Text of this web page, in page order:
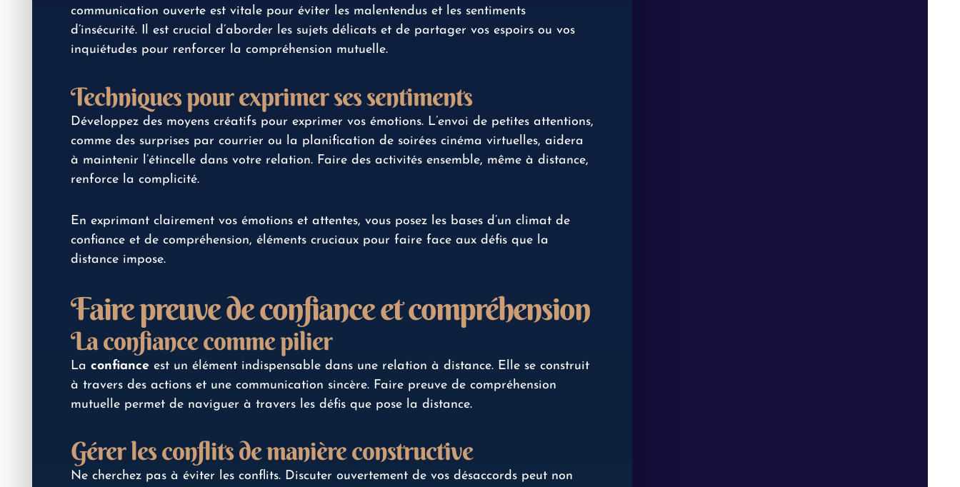
communication ouverte est vitale pour éviter les malentendus et les sentiments
d’insécurité. Il est crucial d’aborder les sujets délicats et de partager vos espoirs ou vos
inquiétudes pour renforcer la compréhension mutuelle.
Techniques pour exprimer ses sentiments
Développez des moyens créatifs pour exprimer vos émotions. L’envoi de petites attentions,
comme des surprises par courrier ou la planification de soirées cinéma virtuelles, aidera
à maintenir l’étincelle dans votre relation. Faire des activités ensemble, même à distance,
renforce la complicité.
En exprimant clairement vos émotions et attentes, vous posez les bases d’un climat de
confiance et de compréhension, éléments cruciaux pour faire face aux défis que la
distance impose.
Faire preuve de confiance et compréhension
La confiance comme pilier
La confiance est un élément indispensable dans une relation à distance. Elle se construit
à travers des actions et une communication sincère. Faire preuve de compréhension
mutuelle permet de naviguer à travers les défis que pose la distance.
Gérer les conflits de manière constructive
Ne cherchez pas à éviter les conflits. Discuter ouvertement de vos désaccords peut non